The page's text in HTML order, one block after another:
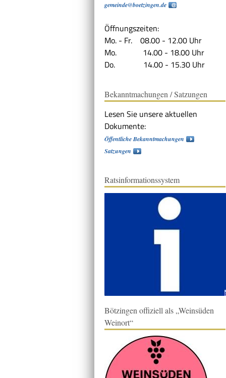
gemeinde@boetzingen.de
Öffnungszeiten:
Mo. - Fr. 08.00 - 12.00 Uhr
Mo. 14.00 - 18.00 Uhr
Do. 14.00 - 15.30 Uhr
Bekanntmachungen / Satzungen
Lesen Sie unsere aktuellen
Dokumente:
Öffentliche Bekanntmachungen
Satzungen
Ratsinformationssystem
Bötzingen offiziell als „Weinsüden
Weinort“